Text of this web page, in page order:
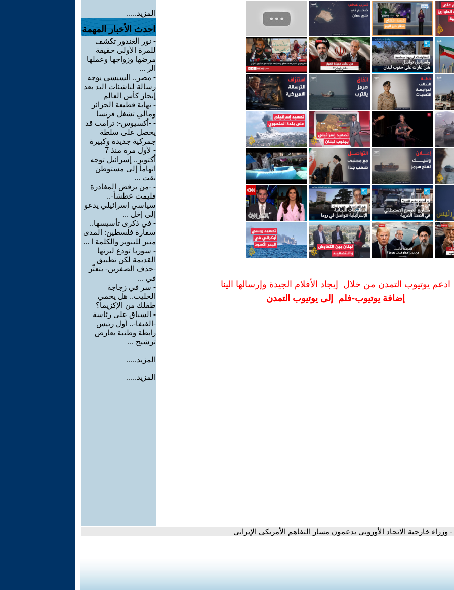
ادعم يوتيوب التمدن من خلال إيجاد الأفلام الجيدة وإرسالها الينا
إضافة يوتيوب-فلم إلى يوتيوب التمدن
المزيد.....
احدث الأخبار المهمة
- نور الغندور تكشف
للمرة الأولى حقيقة
مرضها وزواجها وعملها
الر ...
- مصر.. السيسي يوجه
رسالة لناشئات اليد بعد
إنجاز كأس العالم
- نهاية قطيعة الجزائر
ومالي تشغل فرنسا
- -أكسيوس-: ترامب قد
يحصل على سلطة
جمركية جديدة وكبيرة
-
لأول مرة منذ 7
أكتوبر.. إسرائيل توجه
اتهاماً إلى مستوطن
بقت ...
- -من يرفض المغادرة
فليمت عطشاً-..
سياسي إسرائيلي يدعو
إلى إخل ...
- في ذكرى تأسيسها..
سفارة فلسطين: المدى
منبر للتنوير والكلمة ا ...
- سوريا تودع ليرتها
القديمة لكن تطبيق
-حذف الصفرين- يتعثّر
في ...
- سر في زجاجة
الحليب.. هل يحمي
طفلك من الإكزيما؟
- السباق على رئاسة
-الفيفا-.. أول رئيس
رابطة وطنية يعارض
ترشيح ...
المزيد.....
المزيد.....
- وزراء خارجية الاتحاد الأوروبي يدعمون مسار التفاهم الأمريكي الإيراني